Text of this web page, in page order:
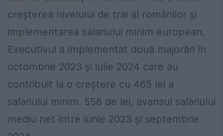
creșterea nivelului de trai al românilor și
implementarea salariului minim european.
Executivul a implementat două majorări în
octombrie 2023 și iulie 2024 care au
contribuit la o creștere cu 465 lei a
salariului minim. 558 de lei, avansul salariului
mediu net între iunie 2023 și septembrie